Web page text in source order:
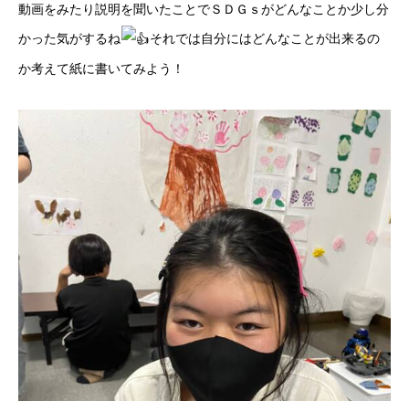
動画をみたり説明を聞いたことでＳＤＧｓがどんなことか少し分
かった気がするね それでは自分にはどんなことが出来るの
か考えて紙に書いてみよう！